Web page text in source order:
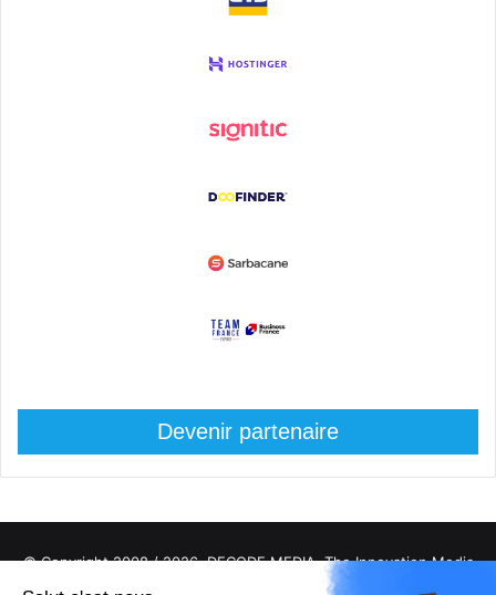
Devenir partenaire
© Copyright 2008 / 2026,DECODE MEDIA, The Innovation Media